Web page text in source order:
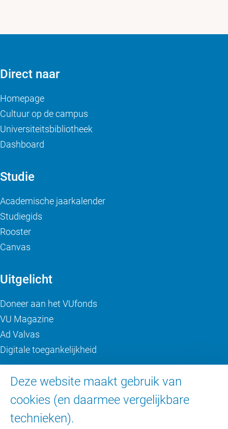
Deze website maakt gebruik van
cookies (en daarmee vergelijkbare
technieken).
Direct naar
Homepage
Cultuur op de campus
Universiteitsbibliotheek
Dashboard
Studie
Academische jaarkalender
Studiegids
Rooster
Canvas
Uitgelicht
Doneer aan het VUfonds
VU Magazine
Ad Valvas
Digitale toegankelijkheid
Over de VU
Contact en route
Werken bij de VU